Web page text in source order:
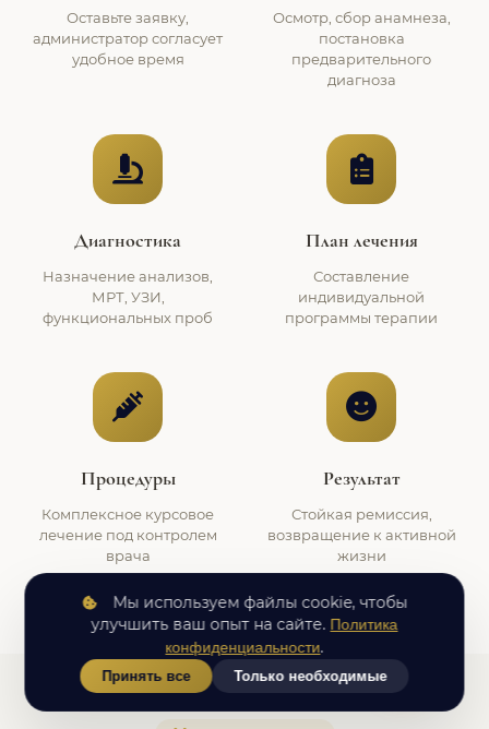
Оставьте заявку,
администратор согласует
удобное время
Осмотр, сбор анамнеза,
постановка
предварительного
диагноза
Диагностика
Назначение анализов,
МРТ, УЗИ,
функциональных проб
План лечения
Составление
индивидуальной
программы терапии
Процедуры
Комплексное курсовое
лечение под контролем
врача
Результат
Стойкая ремиссия,
возвращение к активной
жизни
Мы используем файлы cookie, чтобы
улучшить ваш опыт на сайте. Политика
конфиденциальности.
Принять все Только необходимые